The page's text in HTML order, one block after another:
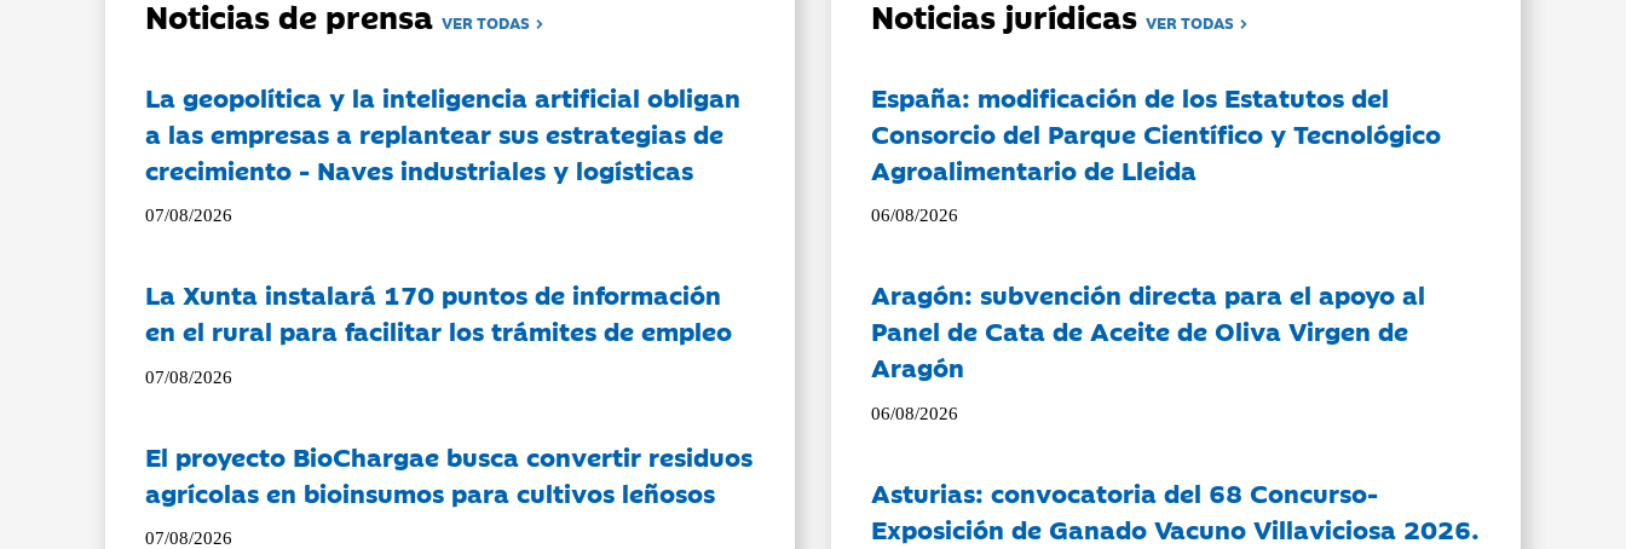
Noticias de prensaVER TODAS
La geopolítica y la inteligencia artificial obligan
a las empresas a replantear sus estrategias de
crecimiento - Naves industriales y logísticas
07/08/2026
La Xunta instalará 170 puntos de información
en el rural para facilitar los trámites de empleo
07/08/2026
El proyecto BioChargae busca convertir residuos
agrícolas en bioinsumos para cultivos leñosos
07/08/2026
Noticias jurídicasVER TODAS
España: modificación de los Estatutos del
Consorcio del Parque Científico y Tecnológico
Agroalimentario de Lleida
06/08/2026
Aragón: subvención directa para el apoyo al
Panel de Cata de Aceite de Oliva Virgen de
Aragón
06/08/2026
Asturias: convocatoria del 68 Concurso-
Exposición de Ganado Vacuno Villaviciosa 2026.